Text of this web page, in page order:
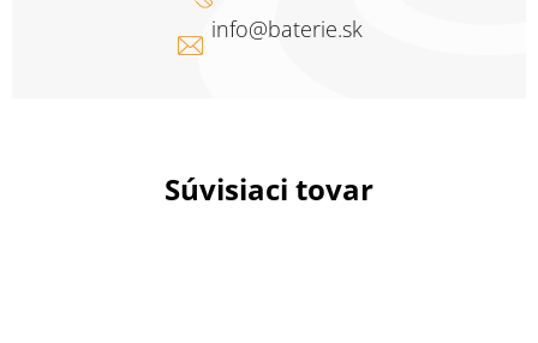
Súvisiaci tovar
info@baterie.sk